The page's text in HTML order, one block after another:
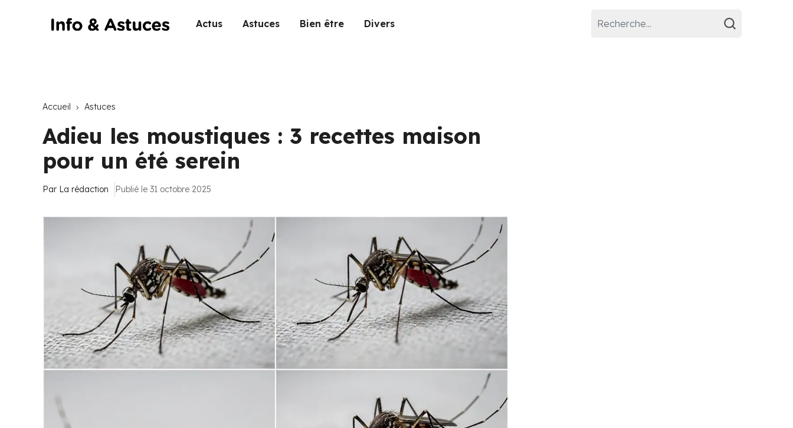
Actus Astuces Bien être Divers
Accueil Astuces
Adieu les moustiques : 3 recettes maison
pour un été serein
Par La rédaction Publié le 31 octobre 2025